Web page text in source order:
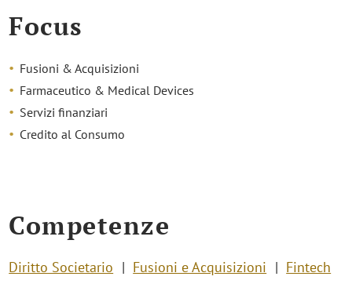
Focus
Fusioni & Acquisizioni
Farmaceutico & Medical Devices
Servizi finanziari
Credito al Consumo
Competenze
Diritto Societario Fusioni e Acquisizioni Fintech